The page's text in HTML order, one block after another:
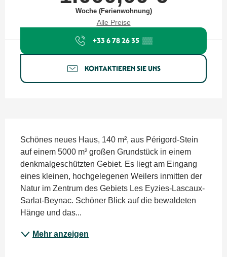
Woche (Ferienwohnung)
Alle Preise
+33 6 78 26 35 ▒▒
KONTAKTIEREN SIE UNS
Schönes neues Haus, 140 m², aus Périgord-Stein
auf einem 5000 m² großen Grundstück in einem
denkmalgeschützten Gebiet. Es liegt am Eingang
eines kleinen, hochgelegenen Weilers inmitten der
Natur im Zentrum des Gebiets Les Eyzies-Lascaux-
Sarlat-Beynac. Schöner Blick auf die bewaldeten
Hänge und das...
Mehr anzeigen